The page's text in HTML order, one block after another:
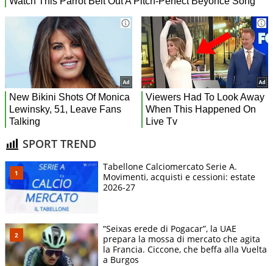
SPORT TREND
Tabellone Calciomercato Serie A.
Movimenti, acquisti e cessioni: estate
2026-27
“Seixas erede di Pogacar”, la UAE
prepara la mossa di mercato che agita
la Francia. Ciccone, che beffa alla Vuelta
a Burgos